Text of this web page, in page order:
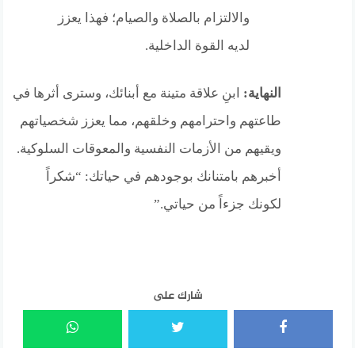
والالتزام بالصلاة والصيام؛ فهذا يعزز
لديه القوة الداخلية.
النهاية: ابنِ علاقة متينة مع أبنائك، وسترى أثرها في
طاعتهم واحترامهم وخلقهم، مما يعزز شخصياتهم
ويقيهم من الأزمات النفسية والمعوقات السلوكية.
أخبرهم بامتنانك بوجودهم في حياتك: “شكراً
لكونك جزءاً من حياتي.”
شارك على